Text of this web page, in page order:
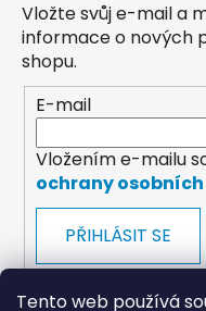
Tento web používá
Vložte svůj e-mail a
informace o nových
shopu.
E-mail
Vložením e-mailu
ochrany
PŘIHLÁSIT SE